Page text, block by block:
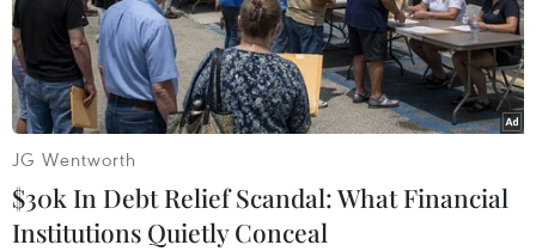
Theo dõi VietnamPlus
Hình ảnh trích xuất từ camera an ninh cho thấy
một người đàn ông đã dùng súng săn bắn vào
những người đang cầu nguyện, trước khi bị các
thành viên nhà thờ ở bang Texas bắn hạ.
JG Wentworth
$30k In Debt Relief Scandal: What Financial
Institutions Quietly Conceal